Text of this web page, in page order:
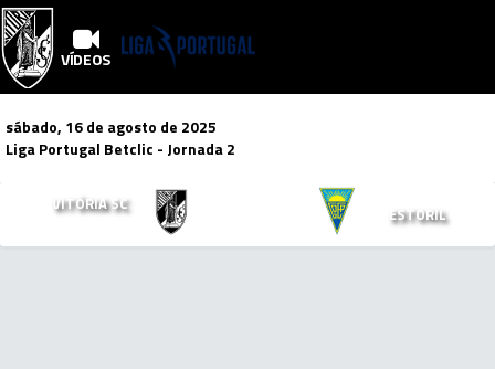
VÍDEOS
sábado, 16 de agosto de 2025
Liga Portugal Betclic - Jornada 2
VITÓRIA SC
ESTORIL